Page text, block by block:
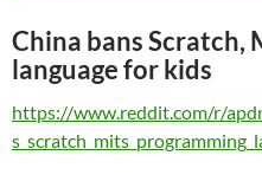
China bans Scratch,
language for kids
https://www.reddit.com/r/